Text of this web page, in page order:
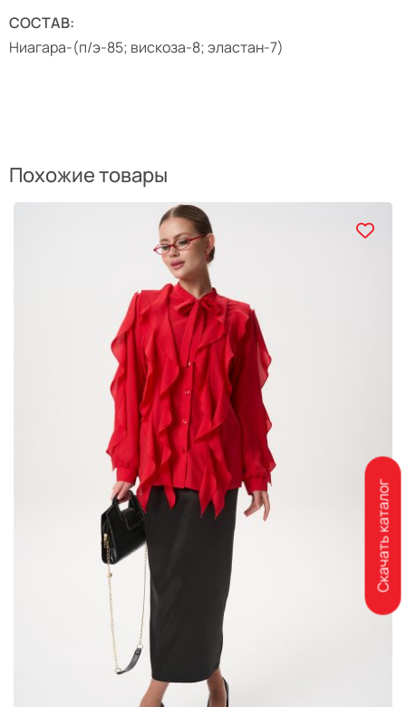
СОСТАВ:
Ниагара-(п/э-85; вискоза-8; эластан-7)
Похожие товары
Скачать каталог